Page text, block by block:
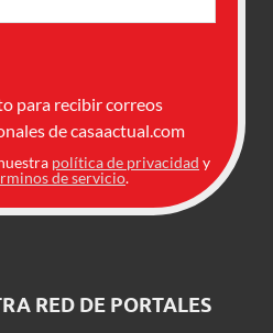
para recibir correos
de casaactual.com
política de privacidad y
de servicio.
RED DE PORTALES